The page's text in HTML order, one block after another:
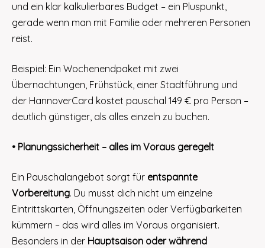
und ein klar kalkulierbares Budget – ein Pluspunkt,
gerade wenn man mit Familie oder mehreren Personen
reist.
Beispiel: Ein Wochenendpaket mit zwei
Übernachtungen, Frühstück, einer Stadtführung und
der HannoverCard kostet pauschal 149 € pro Person –
deutlich günstiger, als alles einzeln zu buchen.
• Planungssicherheit – alles im Voraus geregelt
Ein Pauschalangebot sorgt für entspannte
Vorbereitung. Du musst dich nicht um einzelne
Eintrittskarten, Öffnungszeiten oder Verfügbarkeiten
kümmern – das wird alles im Voraus organisiert.
Besonders in der Hauptsaison oder während